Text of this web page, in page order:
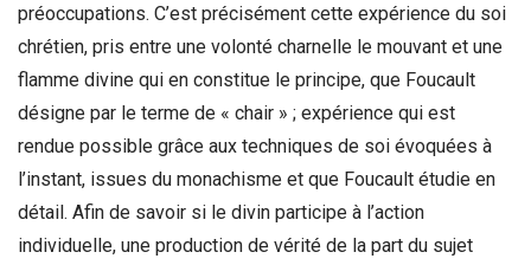
préoccupations. C’est précisément cette expérience du soi
chrétien, pris entre une volonté charnelle le mouvant et une
flamme divine qui en constitue le principe, que Foucault
désigne par le terme de « chair » ; expérience qui est
rendue possible grâce aux techniques de soi évoquées à
l’instant, issues du monachisme et que Foucault étudie en
détail. Afin de savoir si le divin participe à l’action
individuelle, une production de vérité de la part du sujet